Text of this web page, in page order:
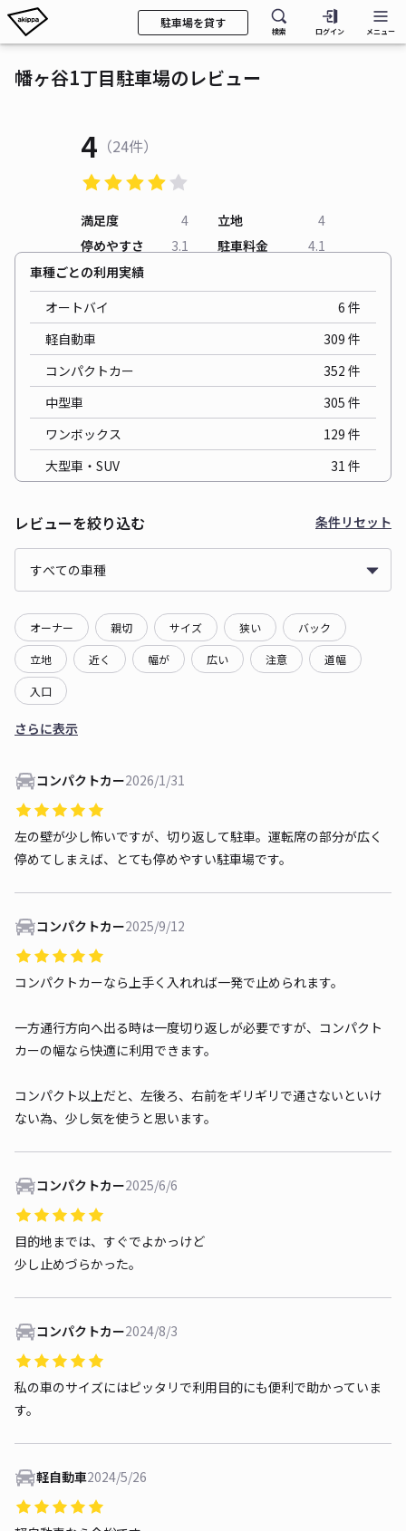
駐車場を貸す
検索 ログイン メニュー
幡ヶ谷1丁目駐車場のレビュー
4 （24件）
満足度 4 立地
4
停めやすさ
3.1 駐車料金
4.1
車種ごとの利用実績
オートバイ
6 件
軽自動車
309 件
コンパクトカー
352 件
中型車
305 件
ワンボックス
129 件
大型車・SUV
31 件
レビューを絞り込む 条件リセット
オーナー 親切 サイズ 狭い バック
立地 近く 幅が 広い 注意 道幅
入口
さらに表示
コンパクトカー2026/1/31
左の壁が少し怖いですが、切り返して駐車。運転席の部分が広く
停めてしまえば、とても停めやすい駐車場です。
コンパクトカー2025/9/12
コンパクトカーなら上手く入れれば一発で止められます。
一方通行方向へ出る時は一度切り返しが必要ですが、コンパクト
カーの幅なら快適に利用できます。
コンパクト以上だと、左後ろ、右前をギリギリで通さないといけ
ない為、少し気を使うと思います。
コンパクトカー2025/6/6
目的地までは、すぐでよかっけど
少し止めづらかった。
コンパクトカー2024/8/3
私の車のサイズにはピッタリで利用目的にも便利で助かっていま
す。
軽自動車2024/5/26